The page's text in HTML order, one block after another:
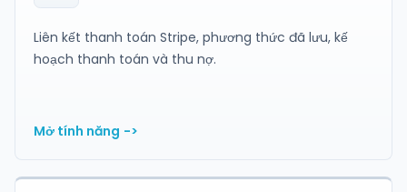
Liên kết thanh toán Stripe, phương thức đã lưu, kế
hoạch thanh toán và thu nợ.
Mở tính năng ->